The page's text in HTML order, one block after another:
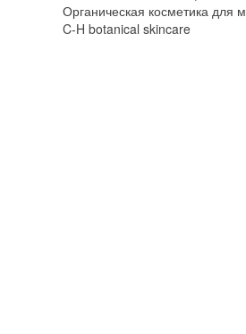
Органическая косметика для
C-H botanical skincare